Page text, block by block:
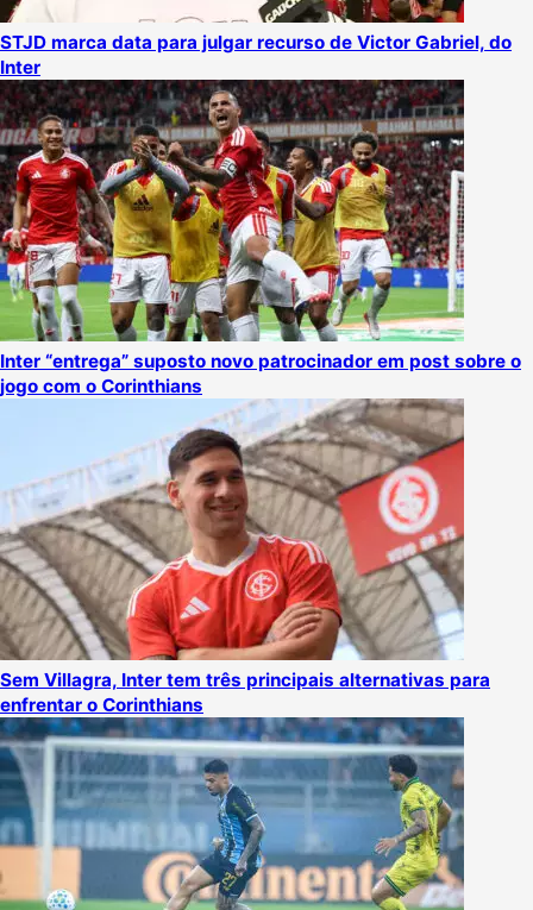
STJD marca data para julgar recurso de Victor Gabriel, do
Inter
Inter “entrega” suposto novo patrocinador em post sobre o
jogo com o Corinthians
Sem Villagra, Inter tem três principais alternativas para
enfrentar o Corinthians